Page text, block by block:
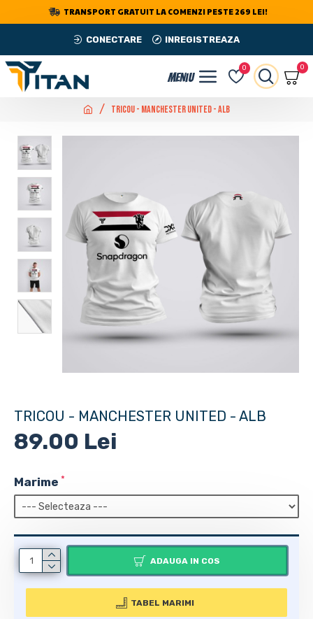
TRANSPORT GRATUIT LA COMENZI PESTE 269 LEI!
CONECTARE INREGISTREAZA
0 0
Tricou - Manchester United - Alb
TRICOU - MANCHESTER UNITED - ALB
89.00 Lei
Marime
ADAUGA IN COS
TABEL MARIMI